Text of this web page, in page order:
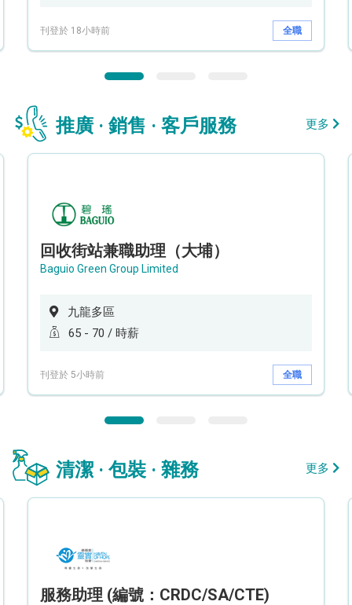
刊登於 18小時前 全職
推廣 · 銷售 · 客戶服務 更多
回收街站兼職助理（大埔）
Baguio Green Group Limited
九龍多區
65 - 70 / 時薪
刊登於 5小時前 全職
清潔 · 包裝 · 雜務 更多
服務助理 (編號：CRDC/SA/CTE)